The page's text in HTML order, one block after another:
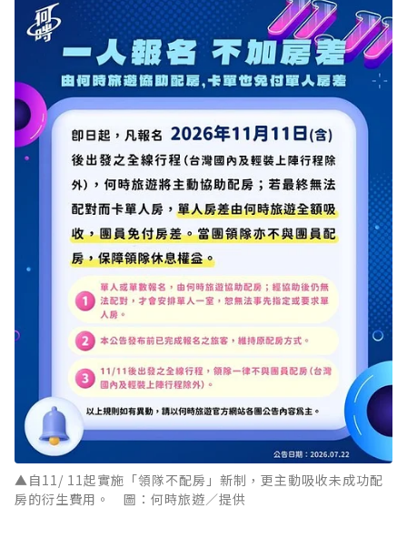
▲自11/ 11起實施「領隊不配房」新制，更主動吸收未成功配
房的衍生費用。 圖：何時旅遊／提供